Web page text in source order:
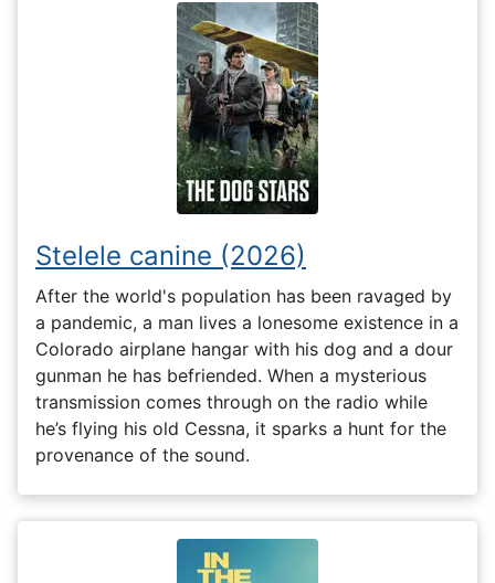
Stelele canine (2026)
After the world's population has been ravaged by
a pandemic, a man lives a lonesome existence in a
Colorado airplane hangar with his dog and a dour
gunman he has befriended. When a mysterious
transmission comes through on the radio while
he’s flying his old Cessna, it sparks a hunt for the
provenance of the sound.